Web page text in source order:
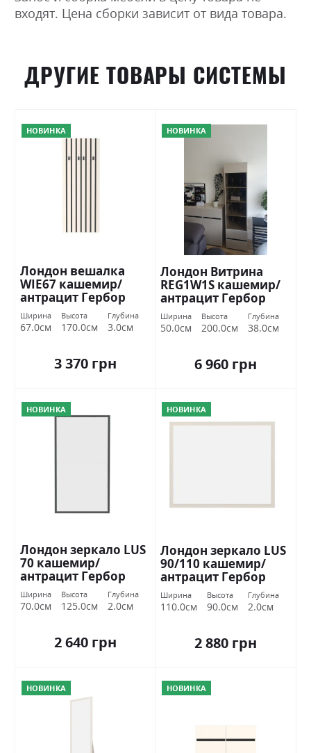
входят. Цена сборки зависит от вида товара.
ДРУГИЕ ТОВАРЫ СИСТЕМЫ
НОВИНКА
Лондон вешалка
WIE67 кашемир/
антрацит Гербор
Україна
Ширина
67.0см
Высота
170.0см
Глубина
3.0см
3 370 грн
НОВИНКА
Лондон Витрина
REG1W1S кашемир/
антрацит Гербор
Ширина
50.0см
Высота
200.0см
Глубина
38.0см
6 960 грн
НОВИНКА
Лондон зеркало LUS
70 кашемир/
антрацит Гербор
Україна
Ширина
70.0см
Высота
125.0см
Глубина
2.0см
2 640 грн
НОВИНКА
Лондон зеркало LUS
90/110 кашемир/
антрацит Гербор
Україна
Ширина
110.0см
Высота
90.0см
Глубина
2.0см
2 880 грн
НОВИНКА НОВИНКА